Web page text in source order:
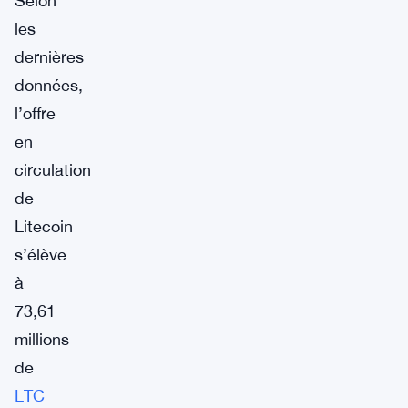
les
dernières
données,
l’offre
en
circulation
de
Litecoin
s’élève
à
73,61
millions
de
LTC